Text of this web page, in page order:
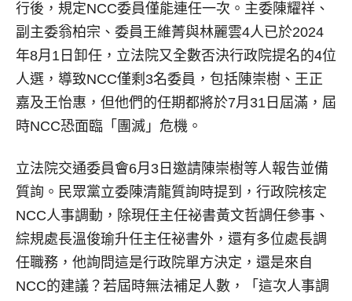
行後，規定NCC委員僅能連任一次。主委陳耀祥、
副主委翁柏宗、委員王維菁與林麗雲4人已於2024
年8月1日卸任，立法院又全數否決行政院提名的4位
人選，導致NCC僅剩3名委員，包括陳崇樹、王正
嘉及王怡惠，但他們的任期都將於7月31日屆滿，屆
時NCC恐面臨「團滅」危機。
立法院交通委員會6月3日邀請陳崇樹等人報告並備
質詢。民眾黨立委陳清龍質詢時提到，行政院核定
NCC人事調動，除現任主任祕書黃文哲調任參事、
綜規處長溫俊瑜升任主任祕書外，還有多位處長調
任職務，他詢問這是行政院單方決定，還是來自
NCC的建議？若屆時無法補足人數，「這次人事調